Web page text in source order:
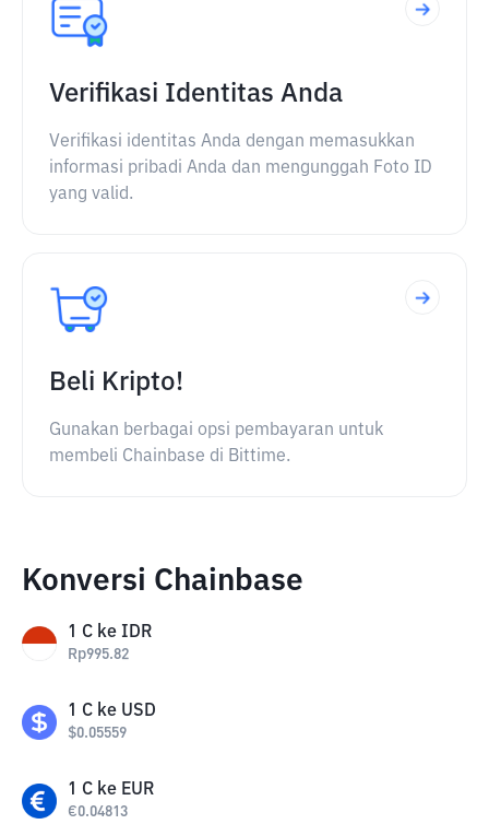
Verifikasi Identitas Anda
Verifikasi identitas Anda dengan memasukkan
informasi pribadi Anda dan mengunggah Foto ID
yang valid.
Beli Kripto!
Gunakan berbagai opsi pembayaran untuk
membeli Chainbase di Bittime.
Konversi Chainbase
1 C ke IDR
Rp995.82
1 C ke USD
$0.05559
1 C ke EUR
€0.04813